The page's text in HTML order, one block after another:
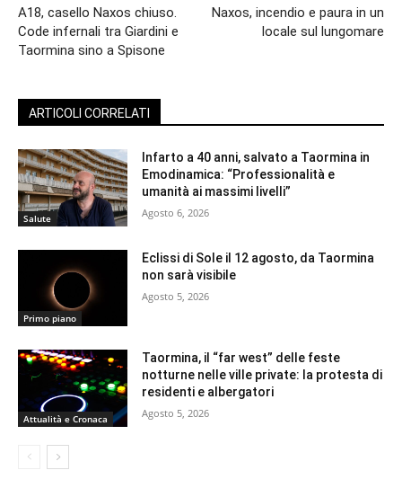
A18, casello Naxos chiuso.
Code infernali tra Giardini e
Taormina sino a Spisone
Naxos, incendio e paura in un
locale sul lungomare
ARTICOLI CORRELATI
Salute
Infarto a 40 anni, salvato a Taormina in
Emodinamica: “Professionalità e
umanità ai massimi livelli”
Agosto 6, 2026
Primo piano
Eclissi di Sole il 12 agosto, da Taormina
non sarà visibile
Agosto 5, 2026
Attualità e Cronaca
Taormina, il “far west” delle feste
notturne nelle ville private: la protesta di
residenti e albergatori
Agosto 5, 2026